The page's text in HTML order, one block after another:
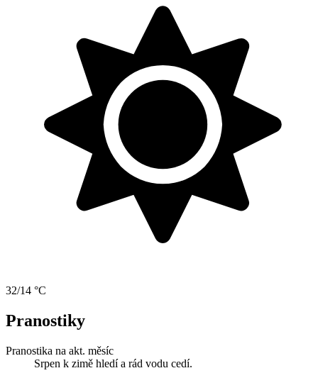
32/14 °C
Pranostiky
Pranostika na akt. měsíc
Srpen k zimě hledí a rád vodu cedí.